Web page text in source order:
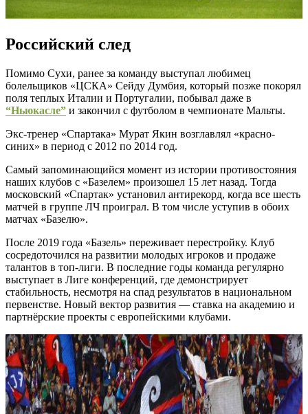
Российский след
Помимо Сухи, ранее за команду выступал любимец
болельщиков «ЦСКА» Сейду Думбия, который позже покорял
поля теплых Италии и Португалии, побывал даже в
“Ньюкасле” и закончил с футболом в чемпионате Мальты.
Экс-тренер «Спартака» Мурат Якин возглавлял «красно-
синих» в период с 2012 по 2014 год.
Самый запоминающийся момент из истории противостояния
наших клубов с «Базелем» произошел 15 лет назад. Тогда
московский «Спартак» установил антирекорд, когда все шесть
матчей в группе ЛЧ проиграл. В том числе уступив в обоих
матчах «Базелю».
После 2019 года «Базель» переживает перестройку. Клуб
сосредоточился на развитии молодых игроков и продаже
талантов в топ-лиги. В последние годы команда регулярно
выступает в Лиге конференций, где демонстрирует
стабильность, несмотря на спад результатов в национальном
первенстве. Новый вектор развития — ставка на академию и
партнёрские проекты с европейскими клубами.